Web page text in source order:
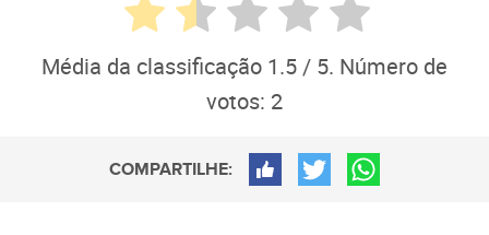
Média da classificação 1.5 / 5. Número de
votos: 2
COMPARTILHE: